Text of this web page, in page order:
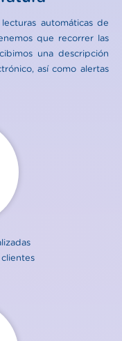
automáticas de
que recorrer las
una descripción
así como alertas